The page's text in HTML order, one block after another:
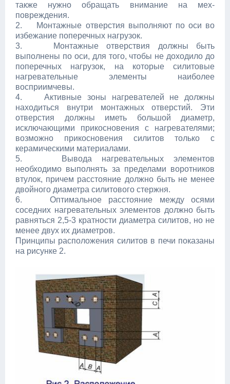
также нужно обращать внимание на мех-
повреждения.
2. Монтажные отверстия выполняют по оси во
избежание поперечных нагрузок.
3. Монтажные отверствия должны быть
выполнены по оси, для того, чтобы не доходило до
поперечных нагрузок, на которые силитовые
нагревательные элементы наиболее
восприимчевы.
4. Активные зоны нагревателей не должны
находиться внутри монтажных отверстий. Эти
отверстия должны иметь большой диаметр,
исключающими прикосновения с нагревателями;
возможно прикосновения силитов только с
керамическими материалами.
5. Вывода нагревательных элементов
необходимо выполнять за пределами воротников
втулок, причем расстояние должно быть не менее
двойного диаметра силитового стержня.
6. Оптимальное расстояние между осями
соседних нагревательных элементов должно быть
равняться 2,5-3 кратности диаметра силитов, но не
менее двух их диаметров.
Принципы расположения силитов в печи показаны
на рисунке 2.